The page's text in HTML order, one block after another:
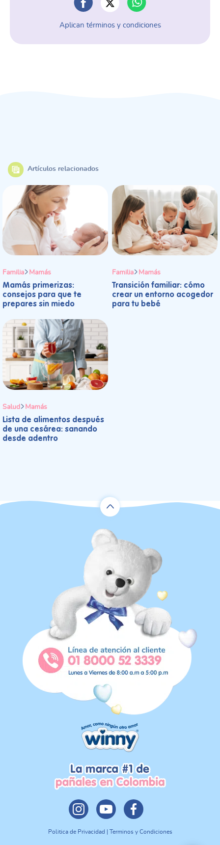
Aplican términos y condiciones
Artículos relacionados
Familia Mamás
Mamás primerizas:
consejos para que te
prepares sin miedo
Familia Mamás
Transición familiar: cómo
crear un entorno acogedor
para tu bebé
Salud Mamás
Lista de alimentos después
de una cesárea: sanando
desde adentro
Politica de Privacidad | Terminos y Condiciones